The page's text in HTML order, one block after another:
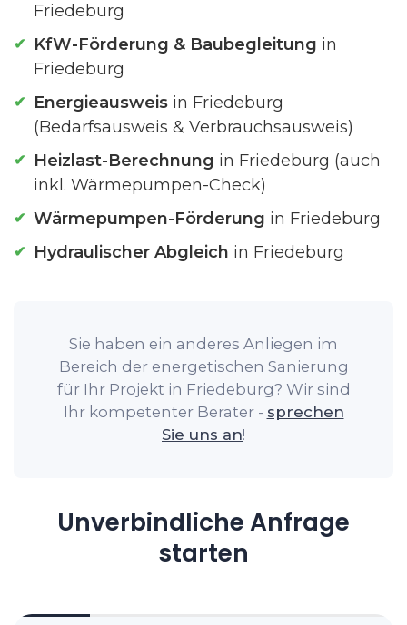
Friedeburg
KfW-Förderung & Baubegleitung in
Friedeburg
Energieausweis in Friedeburg
(Bedarfsausweis & Verbrauchsausweis)
Heizlast-Berechnung in Friedeburg (auch
inkl. Wärmepumpen-Check)
Wärmepumpen-Förderung in Friedeburg
Hydraulischer Abgleich in Friedeburg
Sie haben ein anderes Anliegen im
Bereich der energetischen Sanierung
für Ihr Projekt in Friedeburg? Wir sind
Ihr kompetenter Berater - sprechen
Sie uns an!
Unverbindliche Anfrage
starten